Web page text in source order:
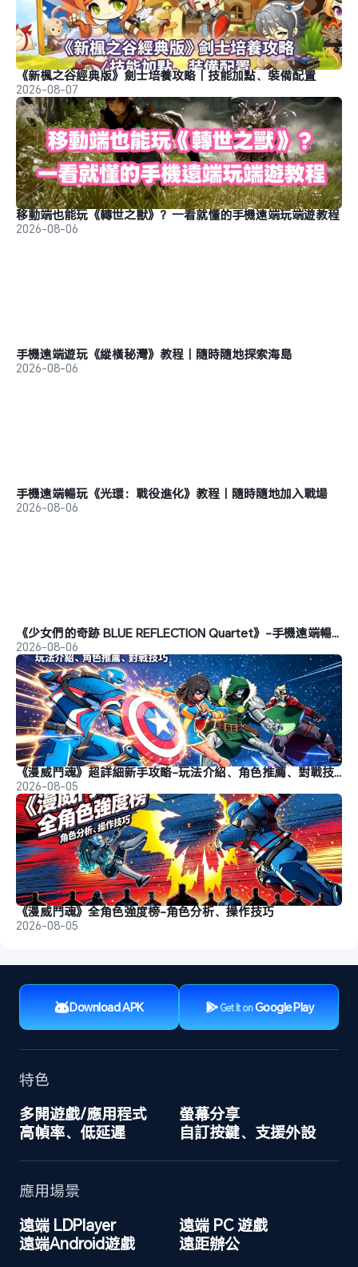
《新楓之谷經典版》劍士培養攻略｜技能加點、裝備配置
2026-08-07
移動端也能玩《轉世之獸》？一看就懂的手機遠端玩端遊教程
2026-08-06
手機遠端遊玩《縱橫秘灣》教程｜隨時隨地探索海島
2026-08-06
手機遠端暢玩《光環：戰役進化》教程｜隨時隨地加入戰場
2026-08-06
《少女們的奇跡 BLUE REFLECTION Quartet》-手機遠端暢玩教程
2026-08-06
《漫威鬥魂》超詳細新手攻略-玩法介紹、角色推薦、對戰技巧
2026-08-05
《漫威鬥魂》全角色強度榜-角色分析、操作技巧
2026-08-05
Download APK Get It onGoogle Play
特色
多開遊戲/應用程式
螢幕分享
高幀率、低延遲
自訂按鍵、支援外設
應用場景
遠端 LDPlayer
遠端 PC 遊戲
遠端Android遊戲
遠距辦公